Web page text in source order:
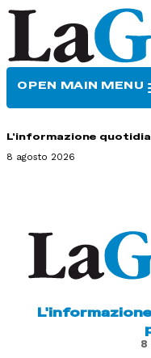
OPEN MAIN MENU
L'informazione
8 agosto 2026
8